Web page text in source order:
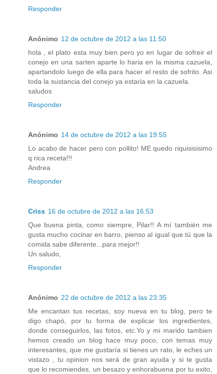
Responder
Anónimo 12 de octubre de 2012 a las 11:50
hola , el plato esta muy bien pero yo en lugar de sofreir el
conejo en una sarten aparte lo haria en la misma cazuela,
apartandolo luego de ella para hacer el resto de sofrito. Asi
toda la sustancia del conejo ya estaria en la cazuela.
saludos
Responder
Anónimo 14 de octubre de 2012 a las 19:55
Lo acabo de hacer pero con pollito! ME quedo riquisisisimo
q rica receta!!!
Andrea
Responder
Criss 16 de octubre de 2012 a las 16:53
Que buena pinta, como siempre, Pilar!! A mí también me
gusta mucho cocinar en barro, pienso al igual que tú que la
comida sabe diferente...para mejor!!
Un saludo,
Responder
Anónimo 22 de octubre de 2012 a las 23:35
Me encantan tus recetas, soy nueva en tu blog, pero te
digo chapó, por tu forma de explicar los ingredientes,
donde conseguirlos, las fotos, etc.Yo y mi marido tambien
hemos creado un blog hace muy poco, con temas muy
interesantes, que me gustaría si tienes un rato, le eches un
vistazo , tu opinion nos será de gran ayuda y si te gusta
que lo recomiendes, un besazo y enhorabuena por tu exito,